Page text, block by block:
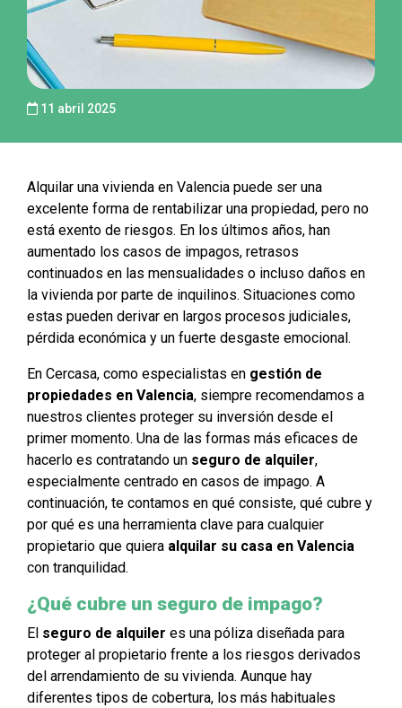
11 abril 2025
Alquilar una vivienda en Valencia puede ser una
excelente forma de rentabilizar una propiedad, pero no
está exento de riesgos. En los últimos años, han
aumentado los casos de impagos, retrasos
continuados en las mensualidades o incluso daños en
la vivienda por parte de inquilinos. Situaciones como
estas pueden derivar en largos procesos judiciales,
pérdida económica y un fuerte desgaste emocional.
En Cercasa, como especialistas en gestión de
propiedades en Valencia, siempre recomendamos a
nuestros clientes proteger su inversión desde el
primer momento. Una de las formas más eficaces de
hacerlo es contratando un seguro de alquiler,
especialmente centrado en casos de impago. A
continuación, te contamos en qué consiste, qué cubre y
por qué es una herramienta clave para cualquier
propietario que quiera alquilar su casa en Valencia
con tranquilidad.
¿Qué cubre un seguro de impago?
El seguro de alquiler es una póliza diseñada para
proteger al propietario frente a los riesgos derivados
del arrendamiento de su vivienda. Aunque hay
diferentes tipos de cobertura, los más habituales